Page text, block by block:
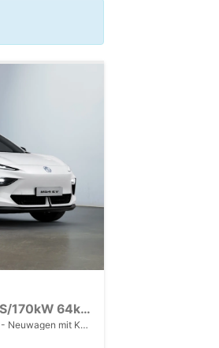
Comfort Long Range 231PS/170kW 64kWh 2025 | +7-Jahre/150.000km Werksgarantie
Neuwagen mit Kurzzeitzulassung